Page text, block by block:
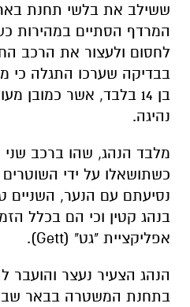
ששילב את בלשי תחנת באר
המרדף הסתיים במהירות
לחסום ולעצור את הרכב
בבדיקה שערכו התגלה כי
בן 14 בלבד, אשר כמובן
נהיגה.
​מלבד הנהג, שהו ברכב שני
כשתושאלו על ידי
נסיעתם עם הנער, השניים
בנהג קטין וכי הם בכלל
אפליקציית "גט" (Gett).
​הנהג הצעיר נעצר והועבר
בתחנת המשטרה בבאר